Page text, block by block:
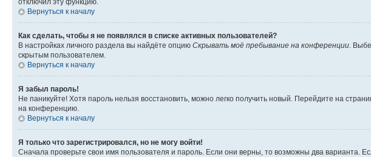
отключил эту функцию.
Вернуться к началу
Как сделать, чтобы я не появлялся в списке активных пользователей?
В настройках личного раздела вы найдёте опцию Скрывать моё пребывание на конференции.
скрытым пользователем.
Вернуться к началу
Я забыл пароль!
Не паникуйте! Хотя пароль нельзя восстановить, можно легко получить новый. Перейдите на
на конференцию.
Вернуться к началу
Я только что зарегистрировался, но не могу войти!
Сначала проверьте свои имя пользователя и пароль. Если они верны, то возможны два варианта.